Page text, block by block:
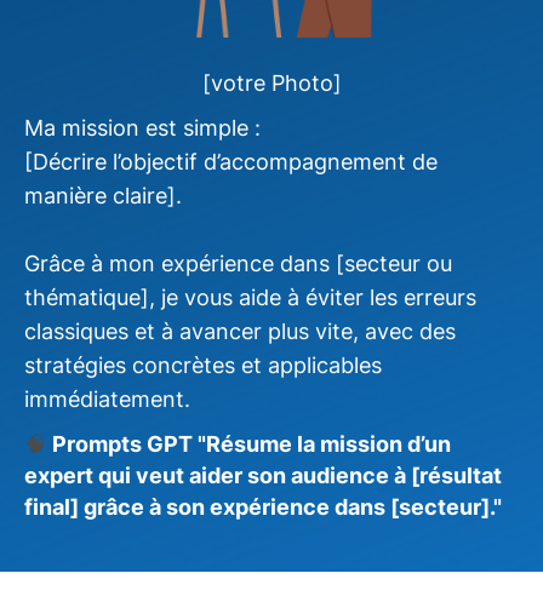
[votre Photo]
Ma mission est simple :
[Décrire l’objectif d’accompagnement de
manière claire].
Grâce à mon expérience dans [secteur ou
thématique], je vous aide à éviter les erreurs
classiques et à avancer plus vite, avec des
stratégies concrètes et applicables
immédiatement.
🧠 Prompts GPT "Résume la mission d’un
expert qui veut aider son audience à [résultat
final] grâce à son expérience dans [secteur]."